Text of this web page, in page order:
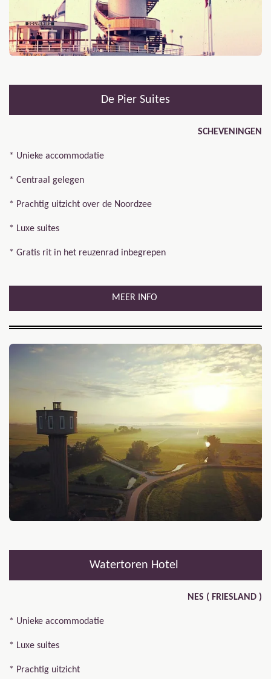
De Pier Suites
SCHEVENINGEN
* Unieke accommodatie
* Centraal gelegen
* Prachtig uitzicht over de Noordzee
* Luxe suites
* Gratis rit in het reuzenrad inbegrepen
MEER INFO
Watertoren Hotel
NES ( FRIESLAND )
* Unieke accommodatie
* Luxe suites
* Prachtig uitzicht